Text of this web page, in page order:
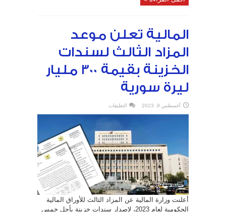
المالية تعلن موعد
المزاد الثالث لسندات
الخزينة بقيمة 300 مليار
ليرة سورية
أغسطس 9, 2023 التعليقات
تعلن
الثالث
لسندات
الخزينة
بقيمة
300
مليار
ليرة
سورية
مغلقة
أعلنت وزارة المالية عن المزاد الثالث للأوراق المالية
الحكومية لعام 2023، لإصدار سندات خزينة بأجل خمس